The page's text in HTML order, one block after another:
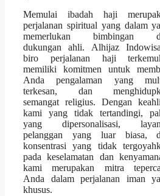
Memulai ibadah haji
perjalanan spiritual yang dalam
memerlukan bimbingan
dukungan ahli. Alhijaz
biro perjalanan haji
memiliki komitmen untuk
Anda pengalaman yang
terkesan, dan
semangat religius. Dengan
kami yang tidak tertandingi,
yang dipersonalisasi,
pelanggan yang luar biasa,
konsentrasi yang tidak
pada keselamatan dan
kami merupakan mitra
Anda dalam perjalanan iman
khusus.